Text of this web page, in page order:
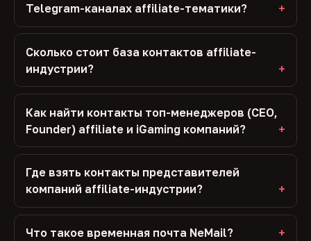
Telegram-каналах affiliate-тематики?
Сколько стоит база контактов affiliate-
индустрии?
Как найти контакты топ-менеджеров (CEO,
Founder) affiliate и iGaming компаний?
Где взять контакты представителей
компаний affiliate-индустрии?
Что такое временная почта NeMail?